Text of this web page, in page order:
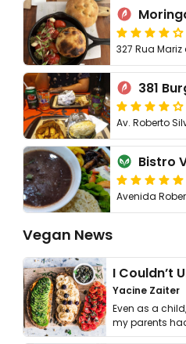
327 Rua Mariz
381
Bistro
Vegan News
Yacine Zaiter
Even as a
my parents
it. I …